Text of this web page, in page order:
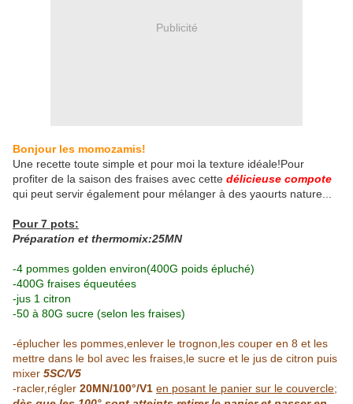
Publicité
Bonjour les momozamis!
Une recette toute simple et pour moi la texture idéale!Pour
profiter de la saison des fraises avec cette délicieuse compote
qui peut servir également pour mélanger à des yaourts nature...
Pour 7 pots:
Préparation et thermomix:25MN
-4 pommes golden environ(400G poids épluché)
-400G fraises équeutées
-jus 1 citron
-50 à 80G sucre (selon les fraises)
-éplucher les pommes,enlever le trognon,les couper en 8 et les
mettre dans le bol avec les fraises,le sucre et le jus de citron puis
mixer 5SC/V5
-racler,régler 20MN/100°/V1 en posant le panier sur le couvercle;